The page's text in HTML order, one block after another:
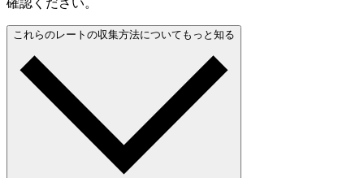
これらのレートの収集方法についてもっと知る